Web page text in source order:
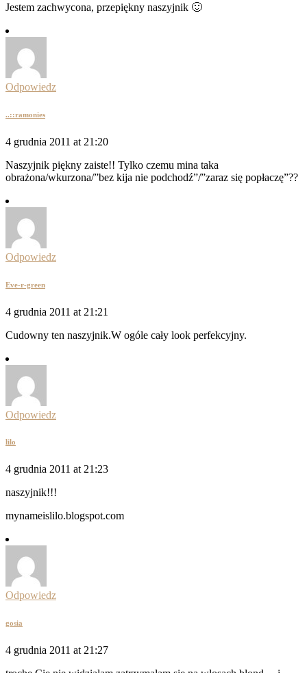
Jestem zachwycona, przepiękny naszyjnik 🙂
Odpowiedz
..::ramonies
4 grudnia 2011 at 21:20
Naszyjnik piękny zaiste!! Tylko czemu mina taka
obrażona/wkurzona/”bez kija nie podchodź”/”zaraz się popłaczę”??
Odpowiedz
Eve-r-green
4 grudnia 2011 at 21:21
Cudowny ten naszyjnik.W ogóle cały look perfekcyjny.
Odpowiedz
lilo
4 grudnia 2011 at 21:23
naszyjnik!!!
mynameislilo.blogspot.com
Odpowiedz
gosia
4 grudnia 2011 at 21:27